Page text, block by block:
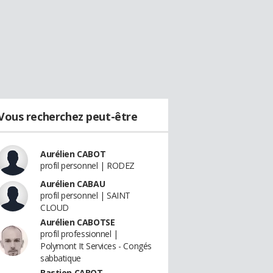
recherchez peut-être
Aurélien CABOT
profil personnel | RODEZ
Aurélien CABAU
profil personnel | SAINT
CLOUD
Aurélien CABOTSE
profil professionnel |
Polymont It Services - Congés
sabbatique